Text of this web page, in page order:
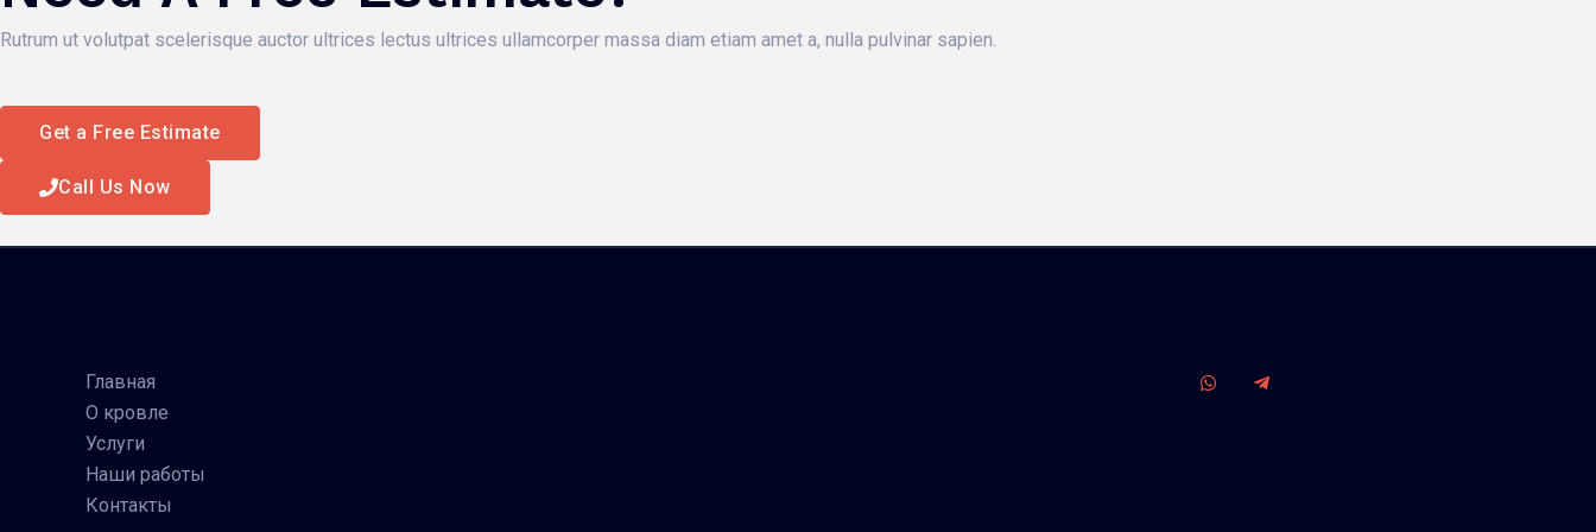
Rutrum ut volutpat scelerisque auctor ultrices lectus ultrices ullamcorper massa diam etiam amet a, nulla pulvinar sapien.
Get a Free Estimate
Call Us Now
Главная
О кровле
Услуги
Наши работы
Контакты